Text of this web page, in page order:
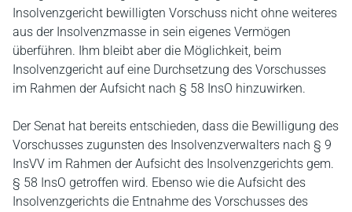
Insolvenzgericht bewilligten Vorschuss nicht ohne weiteres
aus der Insolvenzmasse in sein eigenes Vermögen
überführen. Ihm bleibt aber die Möglichkeit, beim
Insolvenzgericht auf eine Durchsetzung des Vorschusses
im Rahmen der Aufsicht nach § 58 InsO hinzuwirken.
Der Senat hat bereits entschieden, dass die Bewilligung des
Vorschusses zugunsten des Insolvenzverwalters nach § 9
InsVV im Rahmen der Aufsicht des Insolvenzgerichts gem.
§ 58 InsO getroffen wird. Ebenso wie die Aufsicht des
Insolvenzgerichts die Entnahme des Vorschusses des